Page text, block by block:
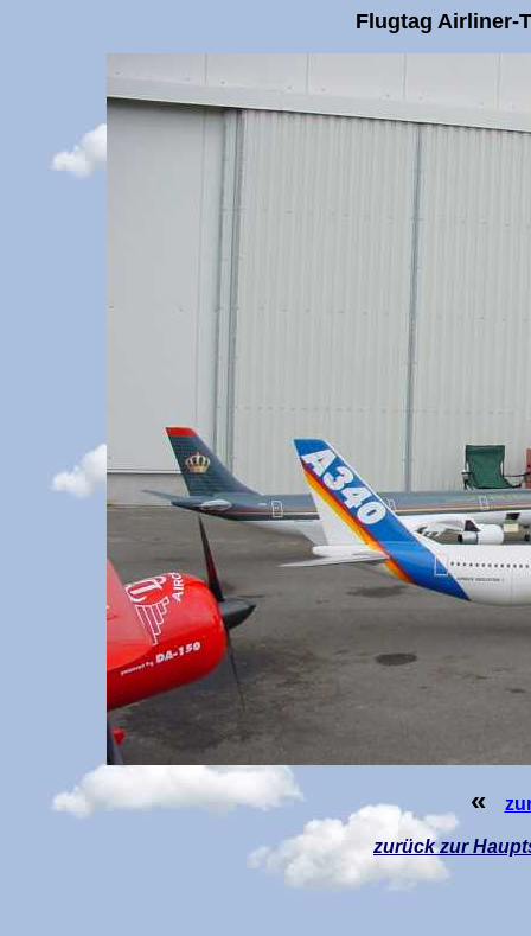
Flugtag Airliner-
«
zurück zur